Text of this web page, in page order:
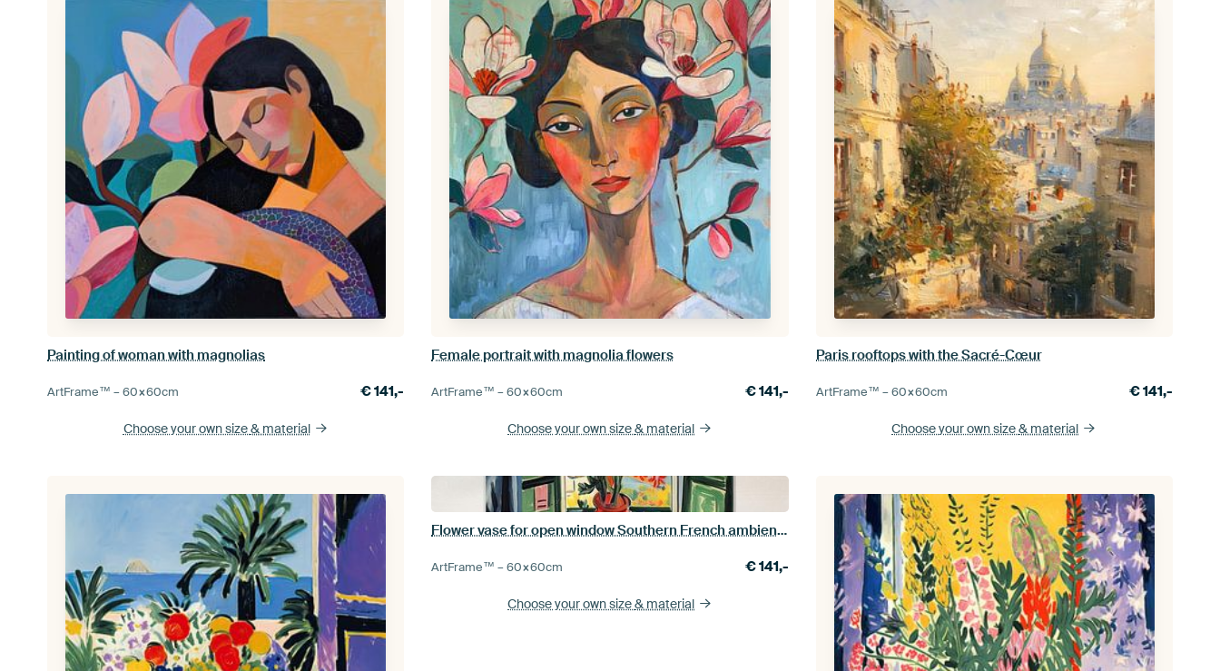
Painting of woman with magnolias
ArtFrame™ –60×60cm €141,-
Choose your own size& material
Female portrait with magnolia flowers
ArtFrame™ –60×60cm €141,-
Choose your own size& material
Paris rooftops with the Sacré-Cœur
ArtFrame™ –60×60cm €141,-
Choose your own size& material
Flower vase for open window Southern French ambience
ArtFrame™ –60×60cm €141,-
Choose your own size& material